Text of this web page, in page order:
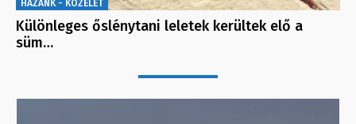
HAZÁNK - KÖZÉLET
Különleges őslénytani leletek kerültek elő a
süm…